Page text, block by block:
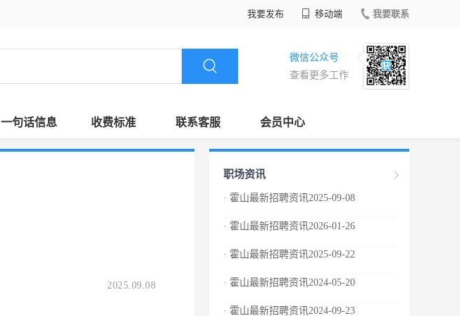
我要发布 移动端 我要联系
微信公众号
查看更多工作
一句话信息 收费标准 联系客服 会员中心
2025.09.08
职场资讯
· 霍山最新招聘资讯2025-09-08
· 霍山最新招聘资讯2026-01-26
· 霍山最新招聘资讯2025-09-22
· 霍山最新招聘资讯2024-05-20
· 霍山最新招聘资讯2024-09-23